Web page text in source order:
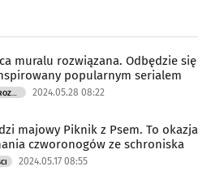
muralu rozwiązana. Odbędzie się
popularnym serialem
KULTURA I ROZRYWKA 2024.05.28 08:22
majowy Piknik z Psem. To okazja
czworonogów ze schroniska
2024.05.17 08:55